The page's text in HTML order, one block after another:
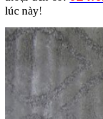
lúc này!